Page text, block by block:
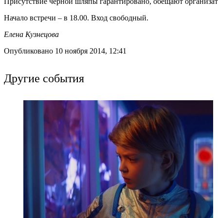
Начало встречи – в 18.00. Вход свободный.
Елена Кузнецова
Опубликовано 10 ноября 2014, 12:41
Другие события